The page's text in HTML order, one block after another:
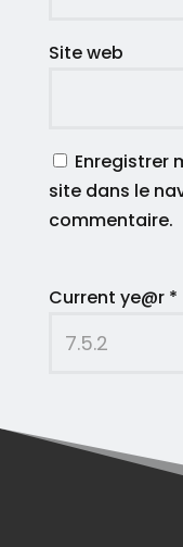
Site web
Enregistrer
site dans le
commentaire.
Current ye@r *